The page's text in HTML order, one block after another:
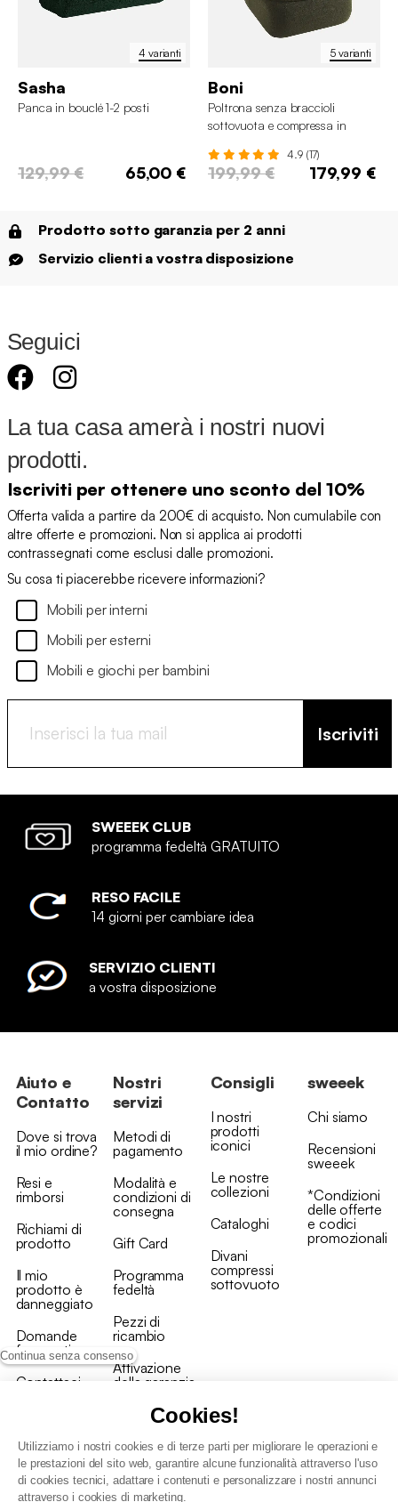
Continua senza consenso
Cookies!
Utilizziamo i nostri cookies e di terze parti per migliorare le operazioni e
le prestazioni del sito web, garantire alcune funzionalità attraverso l'uso
di cookies tecnici, adattare i contenuti e personalizzare i nostri annunci
attraverso i cookies di marketing.
4 varianti
Sasha
Panca in bouclé 1-2 posti
129,99 € 65,00 €
5 varianti
Boni
Poltrona senza braccioli
sottovuota e compressa in
4.9 (17)
199,99 € 179,99 €
Prodotto sotto garanzia per 2 anni
Servizio clienti a vostra disposizione
Seguici
La tua casa amerà i nostri nuovi
prodotti.
Iscriviti per ottenere uno sconto del 10%
Offerta valida a partire da 200€ di acquisto. Non cumulabile con
altre offerte e promozioni. Non si applica ai prodotti
contrassegnati come esclusi dalle promozioni.
Su cosa ti piacerebbe ricevere informazioni?
Mobili per interni
Mobili per esterni
Mobili e giochi per bambini
Iscriviti
SWEEEK CLUB
programma fedeltà GRATUITO
RESO FACILE
14 giorni per cambiare idea
SERVIZIO CLIENTI
a vostra disposizione
Aiuto e
Contatto
Dove si trova
il mio ordine?
Resi e
rimborsi
Richiami di
prodotto
Il mio
prodotto è
danneggiato
Domande
frequenti
Contattaci
Nostri
servizi
Metodi di
pagamento
Modalità e
condizioni di
consegna
Gift Card
Programma
fedeltà
Pezzi di
ricambio
Attivazione
della garanzia
Consigli
I nostri
prodotti
iconici
Le nostre
collezioni
Cataloghi
Divani
compressi
sottovuoto
sweeek
Chi siamo
Recensioni
sweeek
*Condizioni
delle offerte
e codici
promozionali
Condizioni generali vendita